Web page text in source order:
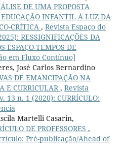
DE UMA PROPOSTA
INFANTIL À LUZ DA
CRÍTICA , Revista Espaço do
RESSIGNIFICAÇÕES DA
ESPAÇO-TEMPOS DE
em Fluxo Contínuo]
José Carlos Bernardino
DE EMANCIPAÇÃO NA
E CURRICULAR , Revista
13 n. 1 (2020): CURRÍCULO:
Martelli Casarin,
DE PROFESSORES ,
Pré-publicação/Ahead of